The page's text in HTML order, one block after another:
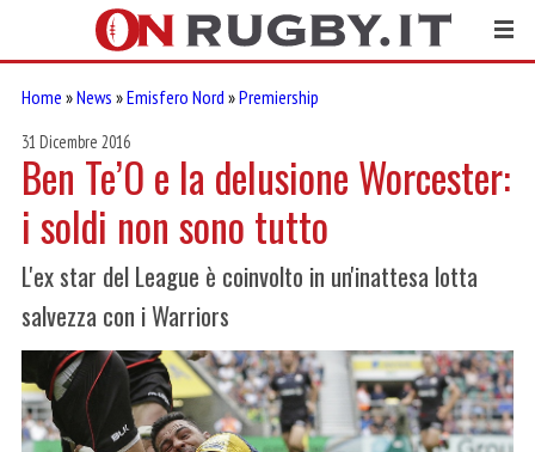
Home »News »Emisfero Nord »Premiership
31 Dicembre 2016
Ben Te’O e la delusione Worcester:
i soldi non sono tutto
L'ex star del League è coinvolto in un'inattesa lotta
salvezza con i Warriors